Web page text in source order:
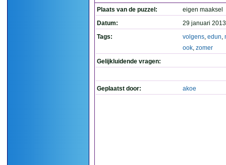
Plaats van de puzzel:
eigen maaksel
Datum:
29 januari
Tags:
volgens, edun,
ook, zomer
Gelijkluidende vragen:
Geplaatst door: akoe